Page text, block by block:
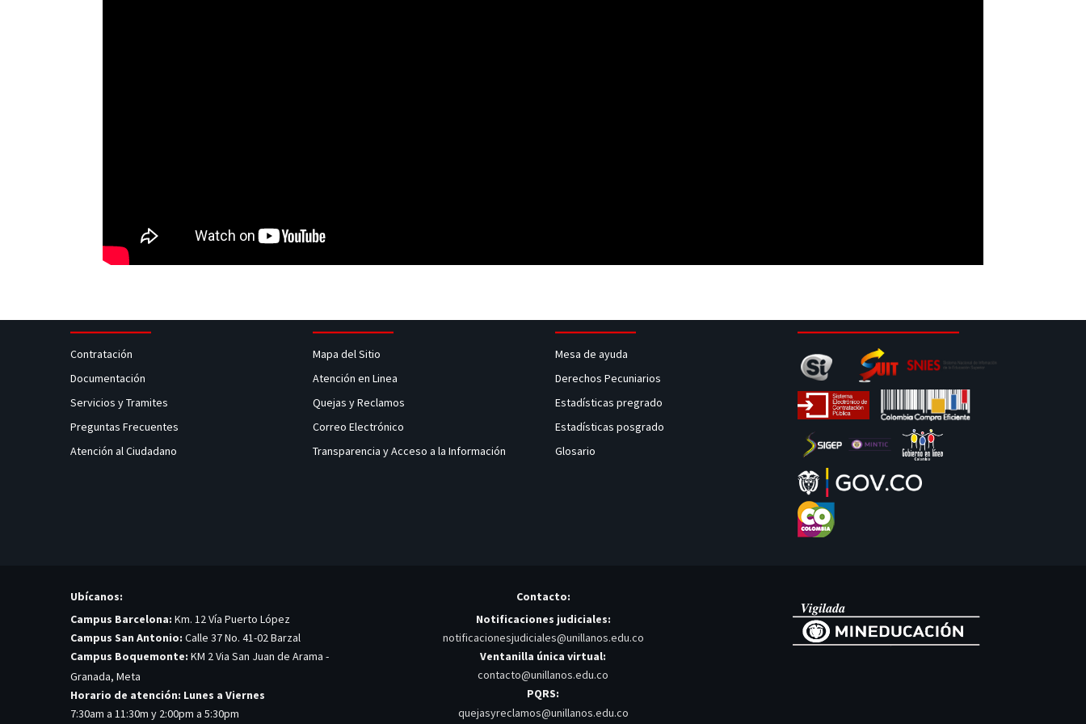
Contratación
Documentación
Servicios y Tramites
Preguntas Frecuentes
Atención al Ciudadano
Mapa del Sitio
Atención en Linea
Quejas y Reclamos
Correo Electrónico
Transparencia y Acceso a la Información
Mesa de ayuda
Derechos Pecuniarios
Estadísticas pregrado
Estadísticas posgrado
Glosario
Ubícanos:
Campus Barcelona: Km. 12 Vía Puerto López
Campus San Antonio: Calle 37 No. 41-02 Barzal
Campus Boquemonte: KM 2 Via San Juan de Arama -
Granada, Meta
Horario de atención: Lunes a Viernes
7:30am a 11:30m y 2:00pm a 5:30pm
Contacto:
Notificaciones judiciales:
notificacionesjudiciales@unillanos.edu.co
Ventanilla única virtual:
contacto@unillanos.edu.co
PQRS:
quejasyreclamos@unillanos.edu.co